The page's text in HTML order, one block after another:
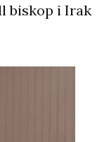
biskop i Irak